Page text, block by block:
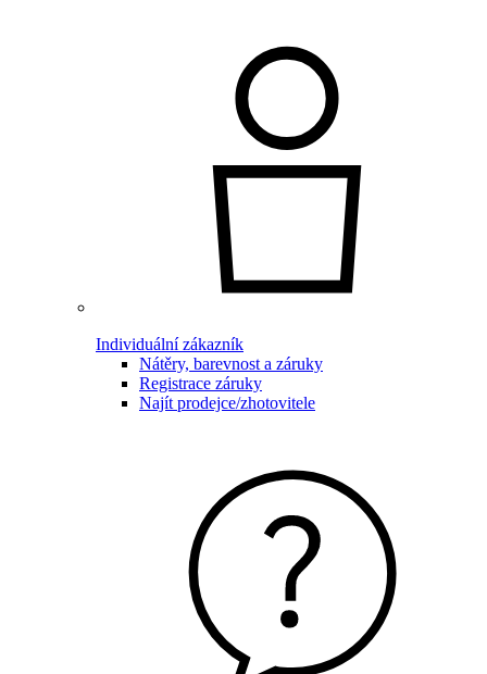
Individuální zákazník
Nátěry, barevnost a záruky
Registrace záruky
Najít prodejce/zhotovitele